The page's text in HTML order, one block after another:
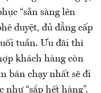
“sẵn sàng lên
duyệt, đủ đẳng cấp
tuần. Ưu đãi thì
khách hàng còn
bán chạy nhất sẽ đi
“sắp hết hàng”.